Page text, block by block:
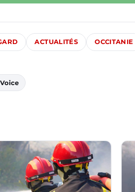
ACTUALITÉS OCCITANIE